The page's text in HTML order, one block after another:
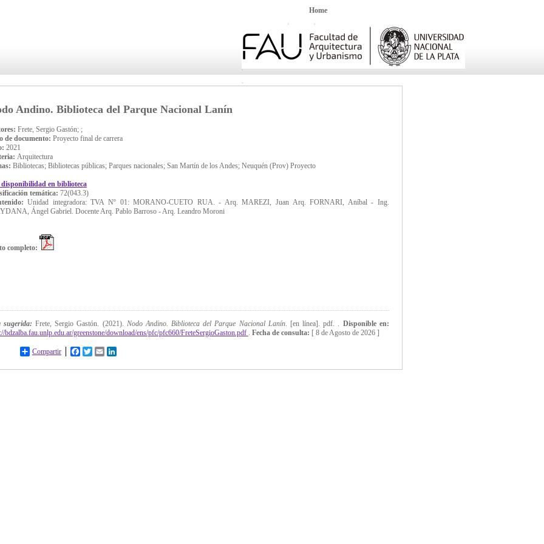
Home
Andino. Biblioteca del Parque Nacional Lanín
Frete, Sergio Gastón; ;
de documento: Proyecto final de carrera
2021
Arquitectura
Bibliotecas; Bibliotecas públicas; Parques nacionales; San Martín de los Andes; Neuquén (Prov) Proyecto
disponibilidad en biblioteca
temática: 72(043.3)
Unidad integradora: TVA Nº 01: MORANO-CUETO RUA. - Arq. MAREZI, Juan Arq. FORNARI, Aníbal - Ing.
Ángel Gabriel. Docente Arq. Pablo Barroso - Arq. Leandro Moroni
completo:
sugerida:Frete, Sergio Gastón. (2021). Nodo Andino. Biblioteca del Parque Nacional Lanín. [en línea]. pdf. . Disponible en:
bdzalba.fau.unlp.edu.ar/greenstone/download/ens/pfc/pfc660/FreteSergioGaston.pdf . Fecha de consulta: [ 8 de Agosto de 2026 ]
Compartir FacebookTwitterEmail